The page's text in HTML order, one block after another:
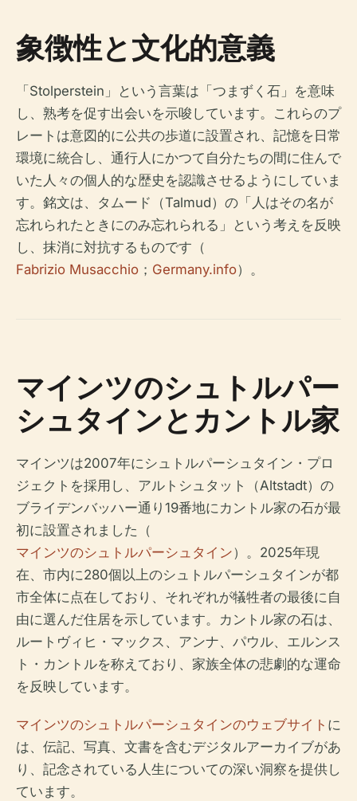
象徴性と文化的意義
「Stolperstein」という言葉は「つまずく石」を意味
し、熟考を促す出会いを示唆しています。これらのプ
レートは意図的に公共の歩道に設置され、記憶を日常
環境に統合し、通行人にかつて自分たちの間に住んで
いた人々の個人的な歴史を認識させるようにしていま
す。銘文は、タムード（Talmud）の「人はその名が
忘れられたときにのみ忘れられる」という考えを反映
し、抹消に対抗するものです（
Fabrizio Musacchio ； Germany.info）。
マインツのシュトルパー
シュタインとカントル家
マインツは2007年にシュトルパーシュタイン・プロ
ジェクトを採用し、アルトシュタット（Altstadt）の
ブライデンバッハー通り19番地にカントル家の石が最
初に設置されました（
マインツのシュトルパーシュタイン）。2025年現
在、市内に280個以上のシュトルパーシュタインが都
市全体に点在しており、それぞれが犠牲者の最後に自
由に選んだ住居を示しています。カントル家の石は、
ルートヴィヒ・マックス、アンナ、パウル、エルンス
ト・カントルを称えており、家族全体の悲劇的な運命
を反映しています。
マインツのシュトルパーシュタインのウェブサイト に
は、伝記、写真、文書を含むデジタルアーカイブがあ
り、記念されている人生についての深い洞察を提供し
ています。